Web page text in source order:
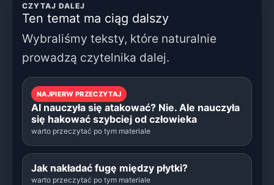
CZYTAJ DALEJ
Ten temat ma ciąg dalszy
Wybraliśmy teksty, które naturalnie
prowadzą czytelnika dalej.
NAJPIERW PRZECZYTAJ
AI nauczyła się atakować? Nie. Ale nauczyła
się hakować szybciej od człowieka
warto przeczytać po tym materiale
Jak nakładać fugę między płytki?
warto przeczytać po tym materiale